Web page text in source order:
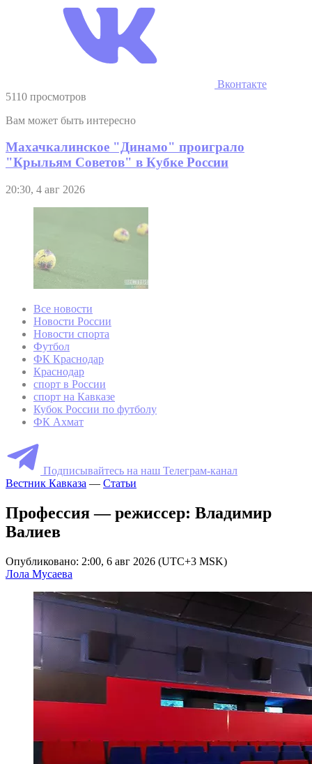
Вконтакте
5110 просмотров
Вам может быть интересно
Махачкалинское "Динамо" проиграло
"Крыльям Советов" в Кубке России
20:30, 4 авг 2026
Все новости
Новости России
Новости спорта
Футбол
ФК Краснодар
Краснодар
спорт в России
спорт на Кавказе
Кубок России по футболу
ФК Ахмат
Подписывайтесь на наш Телеграм-канал
Вестник Кавказа — Статьи
Профессия — режиссер: Владимир
Валиев
Опубликовано: 2:00, 6 авг 2026 (UTC+3 MSK)
Лола Мусаева